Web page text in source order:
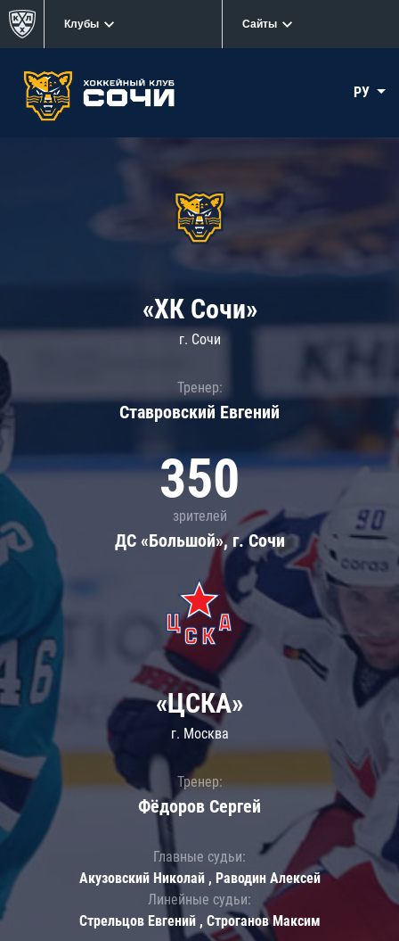
Клубы Сайты
РУ
«ХК Сочи»
г. Сочи
Тренер:
Ставровский Евгений
350
зрителей
ДС «Большой», г. Сочи
«ЦСКА»
г. Москва
Тренер:
Фёдоров Сергей
Главные судьи:
Акузовский Николай , Раводин Алексей
Линейные судьи:
Стрельцов Евгений , Строганов Максим